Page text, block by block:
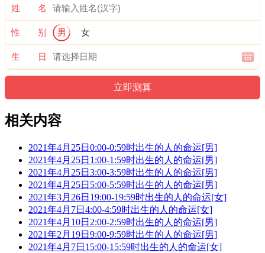
姓 名
性 别 男 女
生 日
相关内容
2021年4月25日0:00-0:59时出生的人的命运[男]
2021年4月25日1:00-1:59时出生的人的命运[男]
2021年4月25日3:00-3:59时出生的人的命运[男]
2021年4月25日5:00-5:59时出生的人的命运[男]
2021年3月26日19:00-19:59时出生的人的命运[女]
2021年4月7日4:00-4:59时出生的人的命运[女]
2021年4月10日2:00-2:59时出生的人的命运[男]
2021年2月19日9:00-9:59时出生的人的命运[男]
2021年4月7日15:00-15:59时出生的人的命运[女]